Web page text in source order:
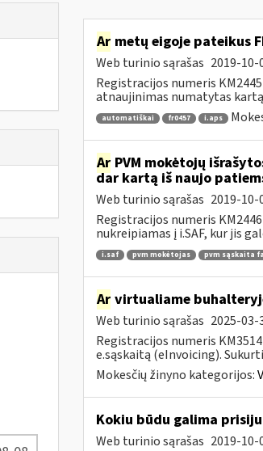
Armetų eigoje pateikus
Web turinio sąrašas 2019-10-
Registracijos numeris
atnaujinimas numatytas
automatiškai fr0457 i.aps
ArPVM mokėtojų
dar kartą iš naujo
Web turinio sąrašas 2019-10-
Registracijos numeris
nukreipiamas į i.SAF, kur jis
i.saf pvm mokėtojas pvm sąskaita
Arvirtualiame
Web turinio sąrašas 2025-03-
Registracijos numeris
e.sąskaitą (eInvoicing).
Mokesčių žinyno kategorijos:
Kokiu būdu galima
Web turinio sąrašas 2019-10-